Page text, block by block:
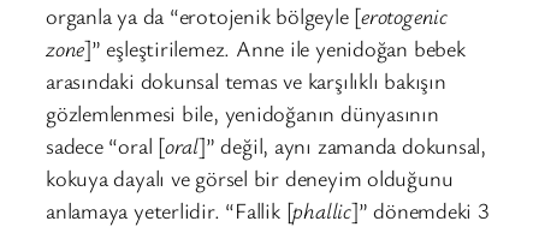
organla ya da “erotojenik bölgeyle [erotogenic
zone]” eşleştirilemez. Anne ile yenidoğan bebek
arasındaki dokunsal temas ve karşılıklı bakışın
gözlemlenmesi bile, yenidoğanın dünyasının
sadece “oral [oral]” değil, aynı zamanda dokunsal,
kokuya dayalı ve görsel bir deneyim olduğunu
anlamaya yeterlidir. “Fallik [phallic]” dönemdeki 3